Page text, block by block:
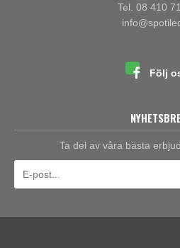
Tel. 08 410
Följ
Ta del av våra bästa